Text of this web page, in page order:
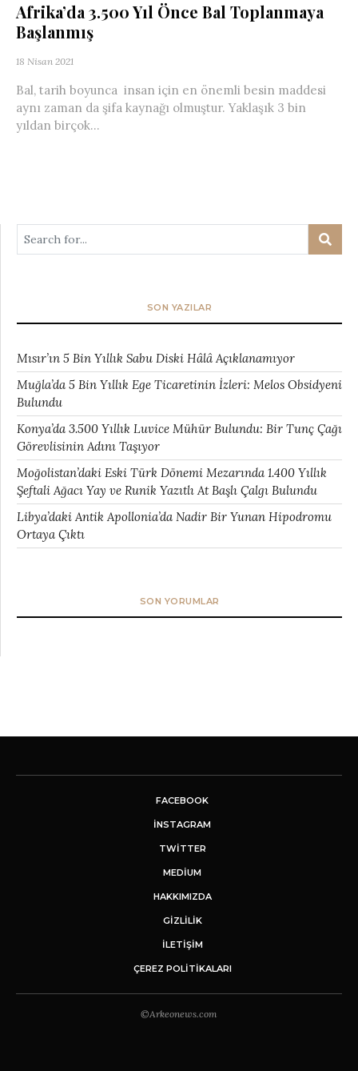
Afrika’da 3.500 Yıl Önce Bal Toplanmaya
Başlanmış
18 Nisan 2021
Bal, tarih boyunca insan için en önemli besin maddesi
aynı zaman da şifa kaynağı olmuştur. Yaklaşık 3 bin
yıldan birçok...
SON YAZILAR
Mısır’ın 5 Bin Yıllık Sabu Diski Hâlâ Açıklanamıyor
Muğla’da 5 Bin Yıllık Ege Ticaretinin İzleri: Melos Obsidyeni
Bulundu
Konya’da 3.500 Yıllık Luvice Mühür Bulundu: Bir Tunç Çağı
Görevlisinin Adını Taşıyor
Moğolistan’daki Eski Türk Dönemi Mezarında 1.400 Yıllık
Şeftali Ağacı Yay ve Runik Yazıtlı At Başlı Çalgı Bulundu
Libya’daki Antik Apollonia’da Nadir Bir Yunan Hipodromu
Ortaya Çıktı
SON YORUMLAR
FACEBOOK
INSTAGRAM
TWITTER
MEDIUM
HAKKIMIZDA
GİZLİLİK
İLETIŞIM
ÇEREZ POLITIKALARI
©Arkeonews.com